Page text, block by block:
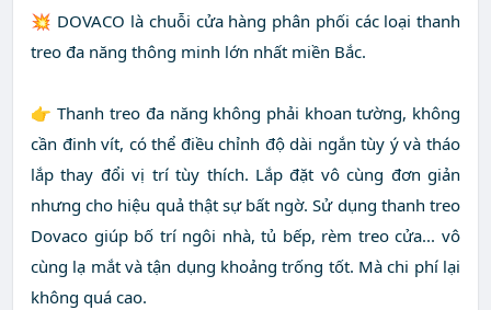
💥 DOVACO là chuỗi cửa hàng phân phối các loại thanh
treo đa năng thông minh lớn nhất miền Bắc.
👉 Thanh treo đa năng không phải khoan tường, không
cần đinh vít, có thể điều chỉnh độ dài ngắn tùy ý và tháo
lắp thay đổi vị trí tùy thích. Lắp đặt vô cùng đơn giản
nhưng cho hiệu quả thật sự bất ngờ. Sử dụng thanh treo
Dovaco giúp bố trí ngôi nhà, tủ bếp, rèm treo cửa... vô
cùng lạ mắt và tận dụng khoảng trống tốt. Mà chi phí lại
không quá cao.